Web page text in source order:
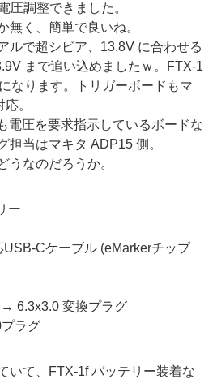
圧調整できました。
無く、簡単で良いね。
ルで超シビア、13.8V に合わせる
まで追い込めましたｗ。FTX-1
なります。トリガーボードもマ
。
電圧を要求指示しているボードな
担当はマキタ ADP15 側。
うなのだろうか。
ー
Cケーブル (eMarkerチップ
6.3x3.0 変換プラグ
ラグ
いて、FTX-1f バッテリー装着な